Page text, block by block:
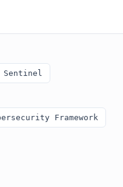
Sentinel
Framework